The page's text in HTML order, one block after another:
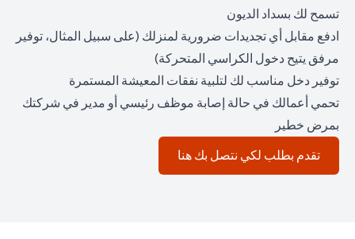
تسمح لك بسداد الديون
ادفع مقابل أي تجديدات ضرورية لمنزلك (على سبيل المثال، توفير
مرفق يتيح دخول الكراسي المتحركة)
توفير دخل مناسب لك لتلبية نفقات المعيشة المستمرة
تحمي أعمالك في حالة إصابة موظف رئيسي أو مدير في شركتك
بمرض خطير
تقدم بطلب لكي نتصل بك هنا